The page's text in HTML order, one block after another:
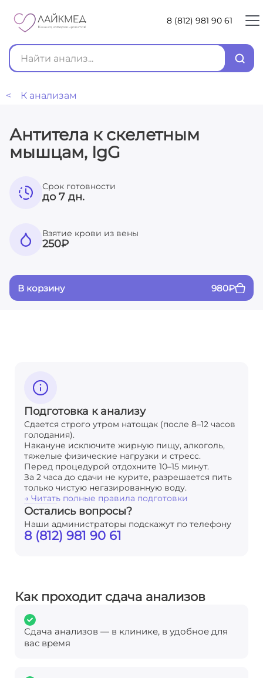
8 (812) 981 90 61
< К анализам
Антитела к скелетным
мышцам, IgG
Срок готовности
до 7 дн.
Взятие крови из вены
250₽
В корзину 980₽
Подготовка к анализу
Сдается строго утром натощак (после 8–12 часов
голодания).
Накануне исключите жирную пищу, алкоголь,
тяжелые физические нагрузки и стресс.
Перед процедурой отдохните 10–15 минут.
За 2 часа до сдачи не курите, разрешается пить
только чистую негазированную воду.
→ Читать полные правила подготовки
Остались вопросы?
Наши администраторы подскажут по телефону
8 (812) 981 90 61
Как проходит сдача анализов
Сдача анализов — в клинике, в удобное для
вас время